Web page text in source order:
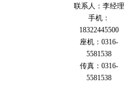
联系人：李经理
手机：
18322445500
座机：0316-
5581538
传真：0316-
5581538